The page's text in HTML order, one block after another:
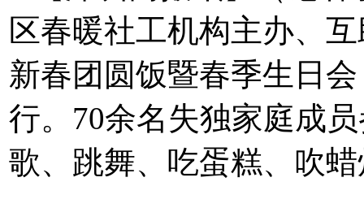
区春暖社工机构主办、
新春团圆饭暨春季生日
行。70余名失独家庭成
歌、跳舞、吃蛋糕、吹